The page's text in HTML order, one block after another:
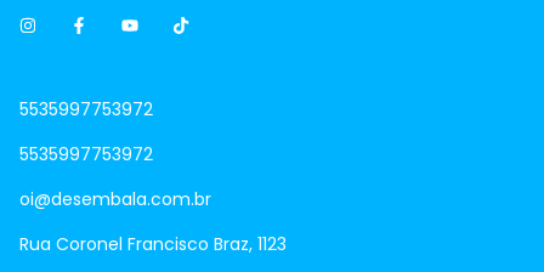
5535997753972
5535997753972
oi@desembala.com.br
Rua Coronel Francisco Braz, 1123